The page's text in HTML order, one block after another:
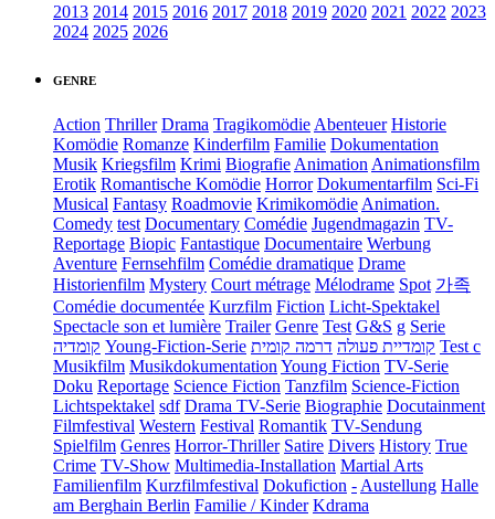
2013 2014 2015 2016 2017 2018 2019 2020 2021 2022 2023
2024 2025 2026
GENRE
Action Thriller Drama Tragikomödie Abenteuer Historie
Komödie Romanze Kinderfilm Familie Dokumentation
Musik Kriegsfilm Krimi Biografie Animation Animationsfilm
Erotik Romantische Komödie Horror Dokumentarfilm Sci-Fi
Musical Fantasy Roadmovie Krimikomödie Animation.
Comedy test Documentary Comédie Jugendmagazin TV-
Reportage Biopic Fantastique Documentaire Werbung
Aventure Fernsehfilm Comédie dramatique Drame
Historienfilm Mystery Court métrage Mélodrame Spot 가족
Comédie documentée Kurzfilm Fiction Licht-Spektakel
Spectacle son et lumière Trailer Genre Test G&S g Serie
קומדיה Young-Fiction-Serie קומדיית פעולה דרמה קומית
Test c
Musikfilm Musikdokumentation Young Fiction TV-Serie
Doku Reportage Science Fiction Tanzfilm Science-Fiction
Lichtspektakel sdf Drama TV-Serie Biographie Docutainment
Filmfestival Western Festival Romantik TV-Sendung
Spielfilm Genres Horror-Thriller Satire Divers History True
Crime TV-Show Multimedia-Installation Martial Arts
Familienfilm Kurzfilmfestival Dokufiction - Austellung Halle
am Berghain Berlin Familie / Kinder Kdrama